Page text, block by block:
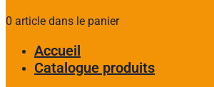
0 article dans le panier
Accueil
Catalogue produits